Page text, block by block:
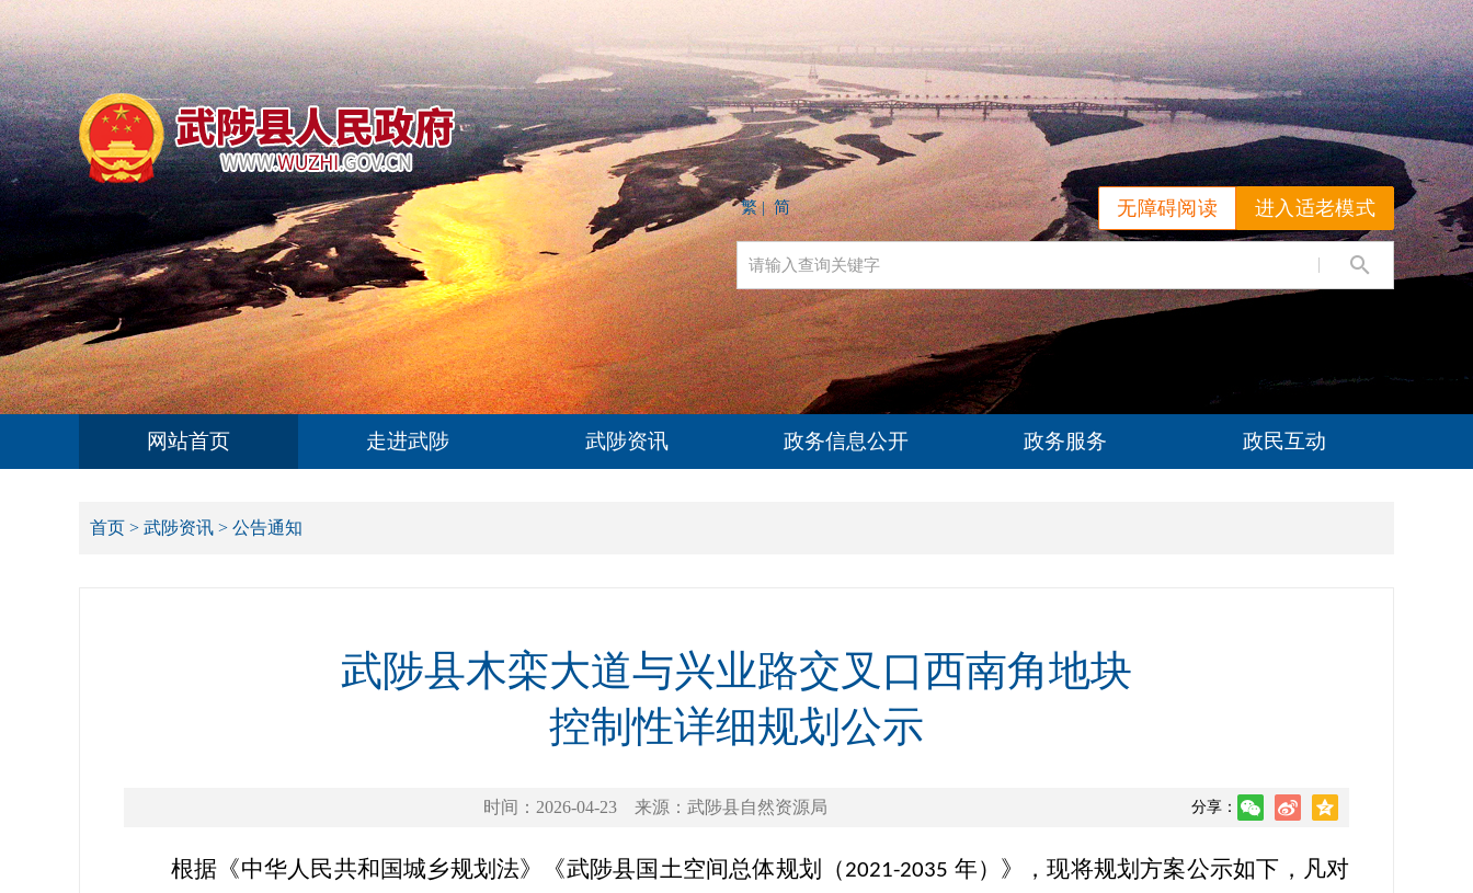
进入适老模式
无障碍阅读
繁 | 简
网站首页 走进武陟 武陟资讯 政务信息公开 政务服务 政民互动
首页 > 武陟资讯 > 公告通知
武陟县木栾大道与兴业路交叉口西南角地块
控制性详细规划公示
时间：2026-04-23 来源：武陟县自然资源局 分享：
根据《中华人民共和国城乡规划法》 《武陟县国土空间总体规划（2021-2035 年）》，现将规划方案公示如下，凡对